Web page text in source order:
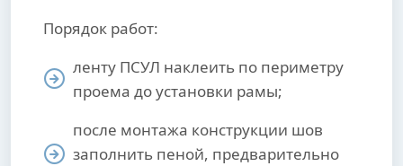
Порядок работ:
ленту ПСУЛ наклеить по периметру
проема до установки рамы;
после монтажа конструкции шов
заполнить пеной, предварительно